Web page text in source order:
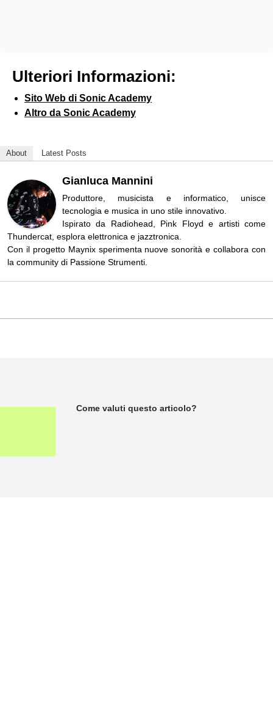
Ulteriori Informazioni:
Sito Web di Sonic Academy
Altro da Sonic Academy
About Latest Posts
Gianluca Mannini
Produttore, musicista e informatico, unisce
tecnologia e musica in uno stile innovativo.
Ispirato da Radiohead, Pink Floyd e artisti come
Thundercat, esplora elettronica e jazztronica.
Con il progetto Maynix sperimenta nuove sonorità e collabora con
la community di Passione Strumenti.
Come valuti questo articolo?